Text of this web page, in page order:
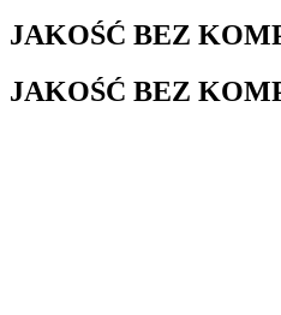
JAKOŚĆ BEZ
JAKOŚĆ BEZ